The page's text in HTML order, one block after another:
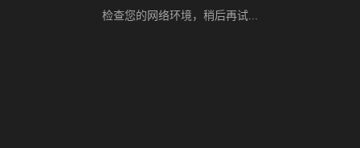
检查您的网络环境，稍后再试...